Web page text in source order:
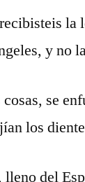
la
y no
se
los
lleno del